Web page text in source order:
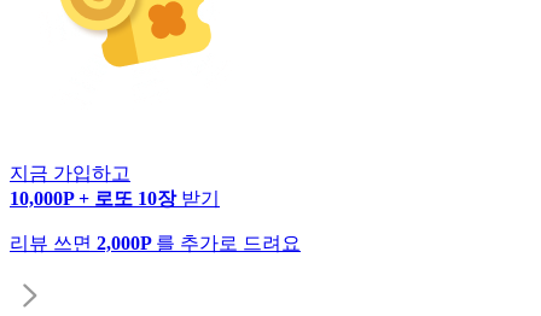
지금 가입하고
10,000P + 로또 10장 받기
리뷰 쓰면 2,000P 를 추가로 드려요